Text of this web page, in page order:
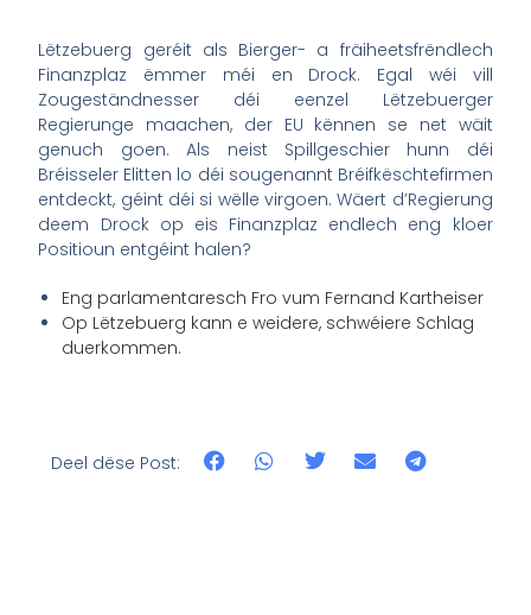
Lëtzebuerg geréit als Bierger- a fräiheetsfrëndlech
Finanzplaz ëmmer méi en Drock. Egal wéi vill
Zougeständnesser déi eenzel Lëtzebuerger
Regierunge maachen, der EU kënnen se net wäit
genuch goen. Als neist Spillgeschier hunn déi
Bréisseler Elitten lo déi sougenannt Bréifkëschtefirmen
entdeckt, géint déi si wëlle virgoen. Wäert d’Regierung
deem Drock op eis Finanzplaz endlech eng kloer
Positioun entgéint halen?
Eng parlamentaresch Fro vum Fernand Kartheiser
Op Lëtzebuerg kann e weidere, schwéiere Schlag
duerkommen.
Deel dëse Post: